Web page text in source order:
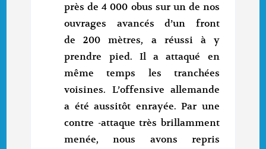
près de 4 000 obus sur un de nos
ouvrages avancés d’un front
de 200 mètres, a réussi à y
prendre pied. Il a attaqué en
même temps les tranchées
voisines. L’offensive allemande
a été aussitôt enrayée. Par une
contre -attaque très brillamment
menée, nous avons repris